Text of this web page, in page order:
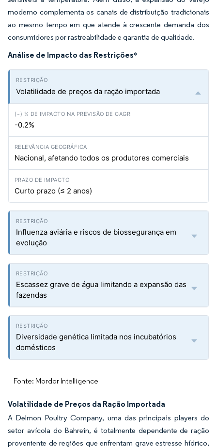
moderno complementa os canais de distribuição tradicionais
ao mesmo tempo em que atende à crescente demanda dos
consumidores por rastreabilidade e garantia de qualidade.
Análise de Impacto das Restrições*
Volatilidade de preços da ração importada
-0.2%
Nacional, afetando todos os produtores comerciais
Curto prazo (≤ 2 anos)
Influenza aviária e riscos de biossegurança em
evolução
Escassez grave de água limitando a expansão das
fazendas
Diversidade genética limitada nos incubatórios
domésticos
Fonte: Mordor Intelligence
Volatilidade de Preços da Ração Importada
A Delmon Poultry Company, uma das principais players do
setor avícola do Bahrein, é totalmente dependente de ração
proveniente de regiões que enfrentam grave estresse hídrico,